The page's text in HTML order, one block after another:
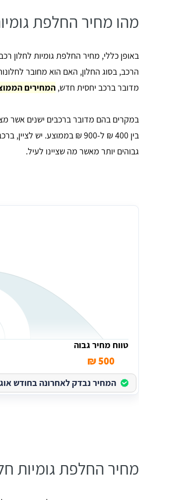
מהו מחיר החלפת
באופן כללי, מחיר החלפת גומיות לחלון
הרכב, בסוג החלון, האם הוא מחובר
מדובר ברכב יחסית חדש,המחירים הממוצעים
במקרים בהם מדובר ברכבים ישנים אשר
בין 400 ₪ ל-900 ₪ בממוצע.
גבוהים יותר מאשר מה שציינו לעיל.
טווח מחיר גבוה
500 ₪
המחיר נבדק לאחרונה בחודש
מחיר החלפת גומיות